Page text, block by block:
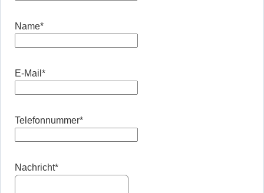
Name*
E-Mail *
Telefonnummer*
Nachricht*